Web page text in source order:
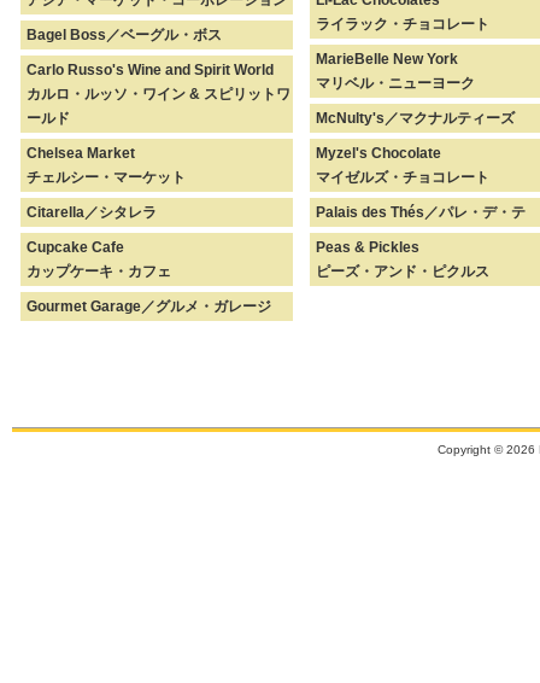
Bagel Boss／ベーグル・ボス
Carlo Russo's Wine and Spirit World
カルロ・ルッソ・ワイン & スピリットワ
ールド
Chelsea Market
チェルシー・マーケット
Citarella／シタレラ
Cupcake Cafe
カップケーキ・カフェ
Gourmet Garage／グルメ・ガレージ
ライラック・チョコレート
MarieBelle New York
マリベル・ニューヨーク
McNulty's／マクナルティーズ
Myzel's Chocolate
マイゼルズ・チョコレート
Palais des Thés／パレ・デ・テ
Peas & Pickles
ピーズ・アンド・ピクルス
Copyright ©2026